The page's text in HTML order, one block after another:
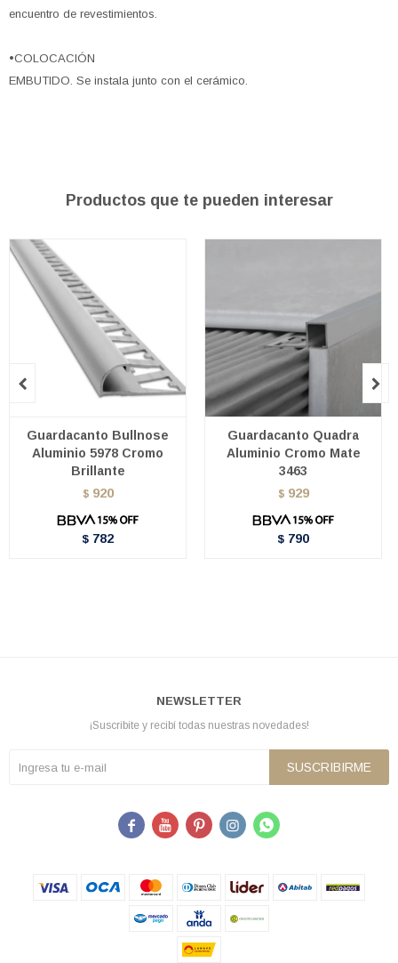
encuentro de revestimientos.
•COLOCACIÓN
EMBUTIDO. Se instala junto con el cerámico.
Productos que te pueden interesar
Guardacanto Bullnose
Aluminio 5978 Cromo
Brillante
$ 920
$ 782
Guardacanto Quadra
Aluminio Cromo Mate
3463
$ 929
$ 790
 
NEWSLETTER
¡Suscribite y recibí todas nuestras novedades!
SUSCRIBIRME
    